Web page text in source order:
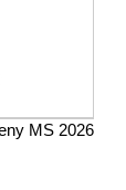
MS 2026